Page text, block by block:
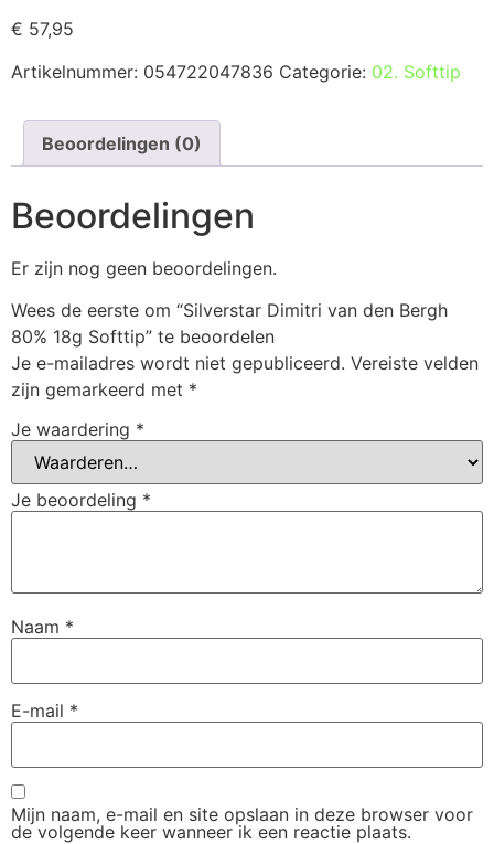
€ 57,95
Artikelnummer: 054722047836 Categorie: 02. Softtip
Beoordelingen (0)
Beoordelingen
Er zijn nog geen beoordelingen.
Wees de eerste om “Silverstar Dimitri van den Bergh
80% 18g Softtip” te beoordelen
Je e-mailadres wordt niet gepubliceerd. Vereiste velden
zijn gemarkeerd met *
Je waardering *
Je beoordeling *
Naam *
E-mail *
Mijn naam, e-mail en site opslaan in deze browser voor
de volgende keer wanneer ik een reactie plaats.